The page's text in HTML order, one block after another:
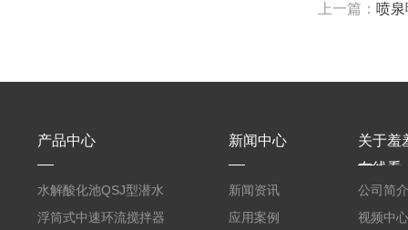
上一篇： 喷
产品中心
水解酸化池QSJ型潜水
羞羞APP在线下载
浮筒式中速环流搅拌器
新闻中心
新闻资讯
应用案例
关于羞
在线看
公司简介
视频中心